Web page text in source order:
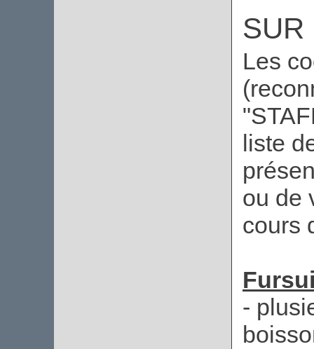
SUR
Les
liste
ou de
cours
-